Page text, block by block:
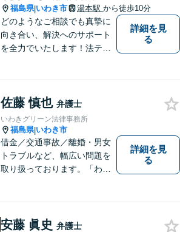
福島県|いわき市 湯本駅 から徒歩10分
どのようなご相談でも真摯に
向き合い、解決へのサポート
を全力でいたします！法テラ
けていただけます。【湯本駅
から車で約７分】
詳細を見
る
佐藤 慎也 弁護士
いわきグリーン法律事務所
福島県|いわき市
借金／交通事故／離婚・男女
トラブルなど、幅広い問題を
取り扱っております。「わか
ります。【無料駐車場あり】
詳細を見
る
安藤 眞史 弁護士